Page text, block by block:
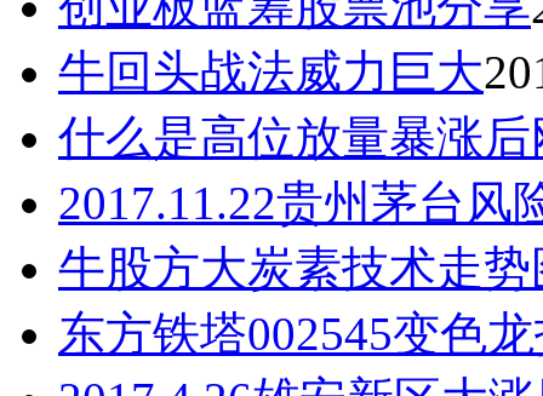
牛回头战法威力巨大
什么是高位放量暴涨
2017.11.22贵州茅台风
牛股方大炭素技术走势
东方铁塔002545变色